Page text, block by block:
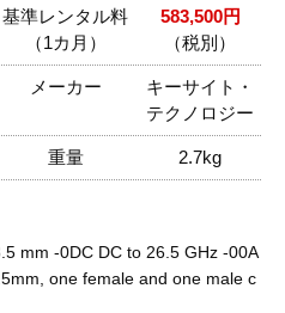
基準レンタル料
（1カ月）
583,500円
（税別）
メーカー
キーサイト・
テクノロジー
重量 2.7kg
mm -0DC DC to 26.5 GHz -00A
one female and one male c